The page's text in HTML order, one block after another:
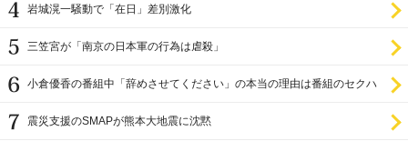
岩城滉一騒動で「在日」差別激化
三笠宮が「南京の日本軍の行為は虐殺」
小倉優香の番組中「辞めさせてください」の本当の理由は番組のセクハ
震災支援のSMAPが熊本大地震に沈黙